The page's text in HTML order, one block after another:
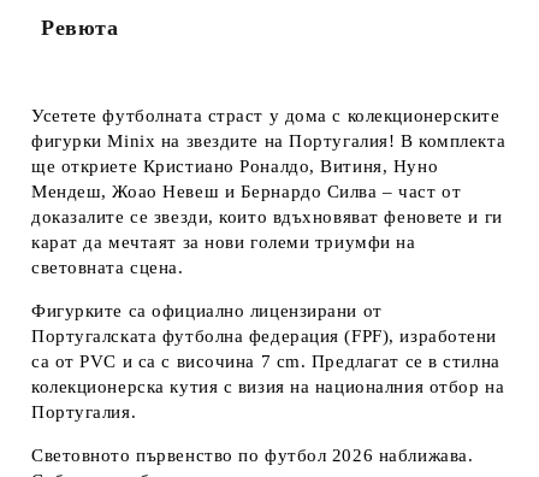
Ревюта
Усетете футболната страст у дома с колекционерските
фигурки Minix на звездите на Португалия! В комплекта
ще откриете Кристиано Роналдо, Витиня, Нуно
Мендеш, Жоао Невеш и Бернардо Силва – част от
доказалите се звезди, които вдъхновяват феновете и ги
карат да мечтаят за нови големи триумфи на
световната сцена.
Фигурките са официално лицензирани от
Португалската футболна федерация (FPF), изработени
са от PVC и са с височина 7 cm. Предлагат се в стилна
колекционерска кутия с визия на националния отбор на
Португалия.
Световното първенство по футбол 2026 наближава.